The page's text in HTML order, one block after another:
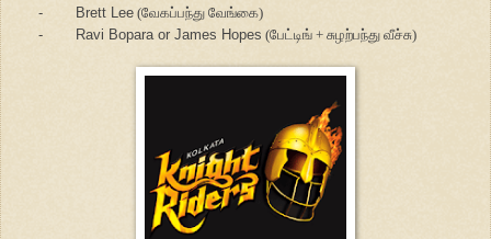
-
Brett Lee (வேகப்பந்து வேங்கை)
-
Ravi Bopara or James Hopes (பேட்டிங் + சுழற்பந்து வீச்சு)